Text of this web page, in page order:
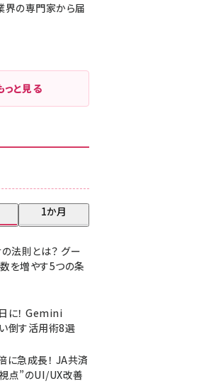
界の専門家から届
っと見る
1か月
法則とは？ グー
を増やす5つの条
に！ Gemini
倒す活用術8選
に急成長！ JA共済
点”のUI/UX改善